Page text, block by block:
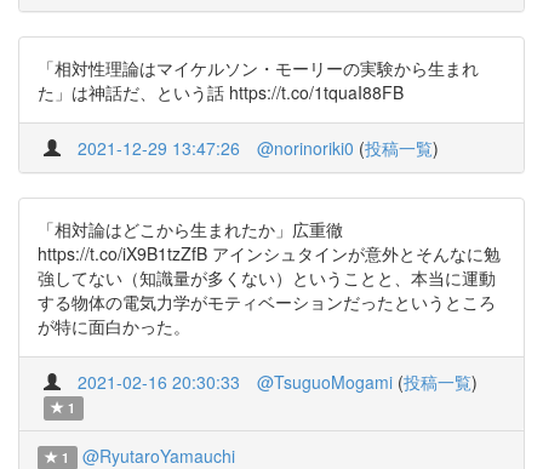
「相対性理論はマイケルソン・モーリーの実験から生まれ
た」は神話だ、という話 https://t.co/1tquaI88FB
2021-12-29 13:47:26 @norinoriki0 (投稿一覧)
「相対論はどこから生まれたか」広重徹
https://t.co/iX9B1tzZfB アインシュタインが意外とそんなに勉
強してない（知識量が多くない）ということと、本当に運動
する物体の電気力学がモティベーションだったというところ
が特に面白かった。
2021-02-16 20:30:33 @TsuguoMogami (投稿一覧)
1
1 @RyutaroYamauchi